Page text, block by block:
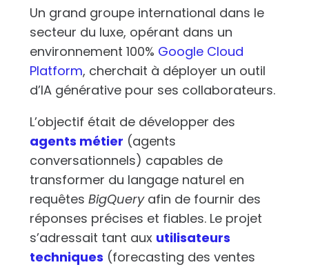
Un grand groupe international dans le
secteur du luxe, opérant dans un
environnement 100% Google Cloud
Platform, cherchait à déployer un outil
d’IA générative pour ses collaborateurs.
L’objectif était de développer des
agents métier (agents
conversationnels) capables de
transformer du langage naturel en
requêtes BigQueryafin de fournir des
réponses précises et fiables. Le projet
s’adressait tant aux utilisateurs
techniques (forecasting des ventes